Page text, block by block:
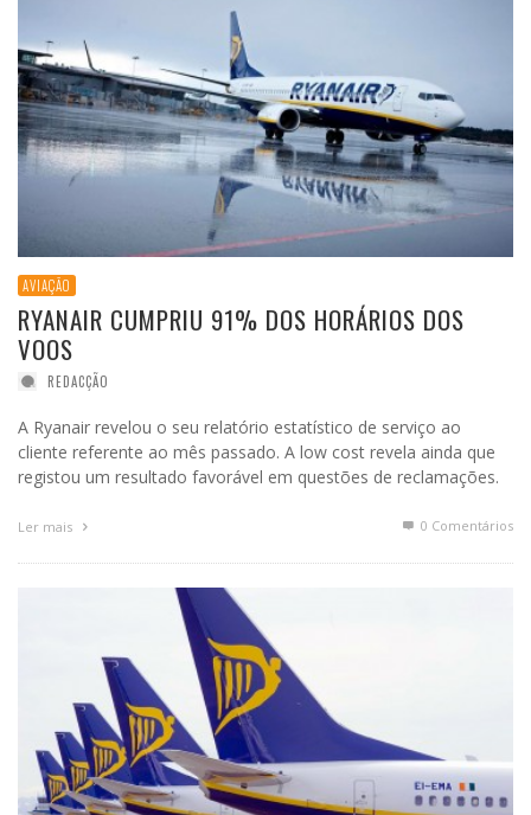
AVIAÇÃO
RYANAIR CUMPRIU 91% DOS HORÁRIOS DOS
VOOS
REDACÇÃO
A Ryanair revelou o seu relatório estatístico de serviço ao
cliente referente ao mês passado. A low cost revela ainda que
registou um resultado favorável em questões de reclamações.
Ler mais 0 Comentários